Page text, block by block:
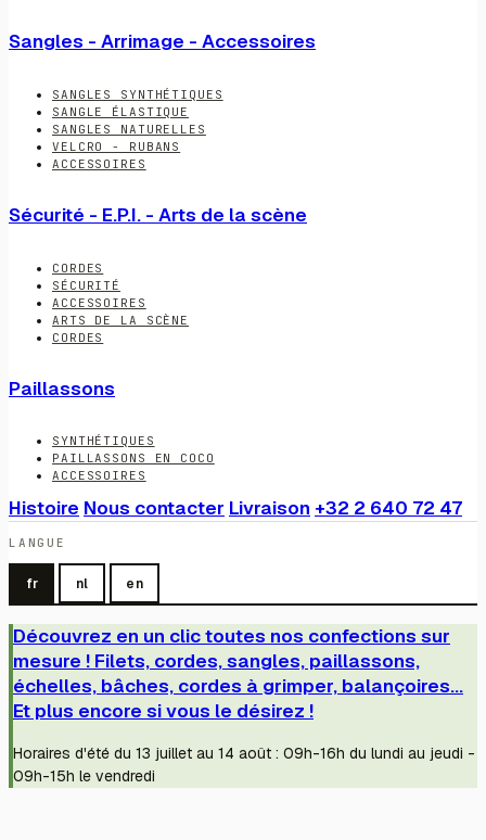
Sangles - Arrimage - Accessoires
SANGLES SYNTHÉTIQUES
SANGLE ÉLASTIQUE
SANGLES NATURELLES
VELCRO - RUBANS
ACCESSOIRES
Sécurité - E.P.I. - Arts de la scène
CORDES
SÉCURITÉ
ACCESSOIRES
ARTS DE LA SCÈNE
CORDES
Paillassons
SYNTHÉTIQUES
PAILLASSONS EN COCO
ACCESSOIRES
Histoire Nous contacter Livraison +32 2 640 72 47
LANGUE
fr nl en
Découvrez en un clic toutes nos confections sur
mesure ! Filets, cordes, sangles, paillassons,
échelles, bâches, cordes à grimper, balançoires...
Et plus encore si vous le désirez !
Horaires d'été du 13 juillet au 14 août : 09h-16h du lundi au jeudi -
09h-15h le vendredi